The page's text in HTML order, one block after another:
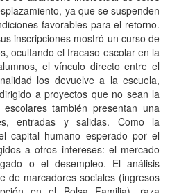
ya que se suspenden
favorables para el retorno.
inscripciones mostró un curso de
ocultando el fracaso escolar en la
el vínculo directo entre el
los devuelve a la escuela,
a proyectos que no sean la
también presentan una
entradas y salidas. Como la
capital humano esperado por el
a otros intereses: el mercado
o el desempleo. El análisis
de marcadores sociales (ingresos